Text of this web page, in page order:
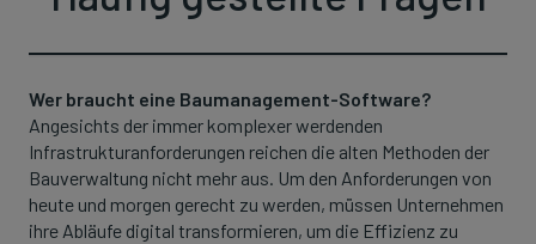
Wer braucht eine Baumanagement-Software?
Angesichts der immer komplexer werdenden
Infrastrukturanforderungen reichen die alten Methoden der
Bauverwaltung nicht mehr aus. Um den Anforderungen von
heute und morgen gerecht zu werden, müssen Unternehmen
ihre Abläufe digital transformieren, um die Effizienz zu